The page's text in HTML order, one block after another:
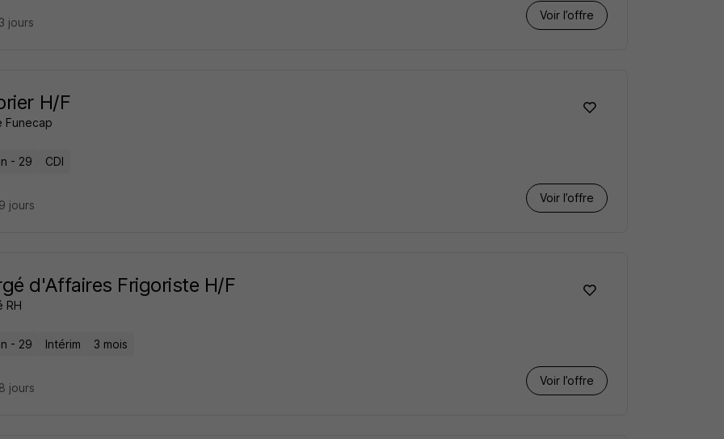
Voir l’offre
jours
H/F
Funecap
- 29 CDI
Voir l’offre
jours
d'Affaires Frigoriste H/F
RH
- 29 Intérim 3 mois
Voir l’offre
jours